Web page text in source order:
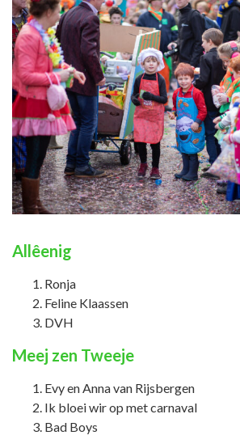
Allêenig
Ronja
Feline Klaassen
DVH
Meej zen Tweeje
Evy en Anna van Rijsbergen
Ik bloei wir op met carnaval
Bad Boys